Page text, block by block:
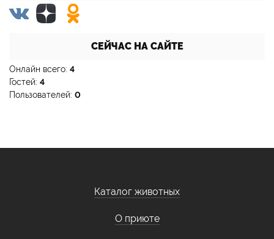
СЕЙЧАС НА САЙТЕ
Онлайн всего: 4
Гостей: 4
Пользователей: 0
Каталог животных
О приюте